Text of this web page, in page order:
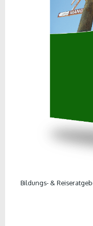
Bildungs- &